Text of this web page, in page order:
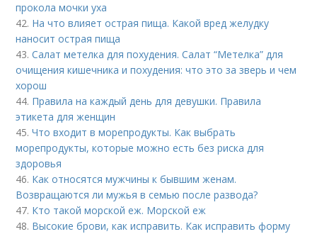
прокола мочки уха
42. На что влияет острая пища. Какой вред желудку
наносит острая пища
43.Салат метелка для похудения. Салат “Метелка” для
очищения кишечника и похудения: что это за зверь и чем
хорош
44. Правила на каждый день для девушки. Правила
этикета для женщин
45.Что входит в морепродукты. Как выбрать
морепродукты, которые можно есть без риска для
здоровья
46. Как относятся мужчины к бывшим женам.
Возвращаются ли мужья в семью после развода?
47. Кто такой морской еж. Морской еж
48. Высокие брови, как исправить. Как исправить форму